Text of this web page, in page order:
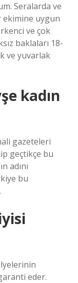
Seralarda ve
ekimine uygun
ve çok
baklaları 18-
ve yuvarlak
kadın
gazeteleri
geçtikçe bu
adını
bu
eder.